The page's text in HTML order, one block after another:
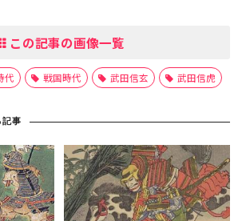
この記事の画像一覧
代 戦国時代 武田信玄 武田信虎
記事